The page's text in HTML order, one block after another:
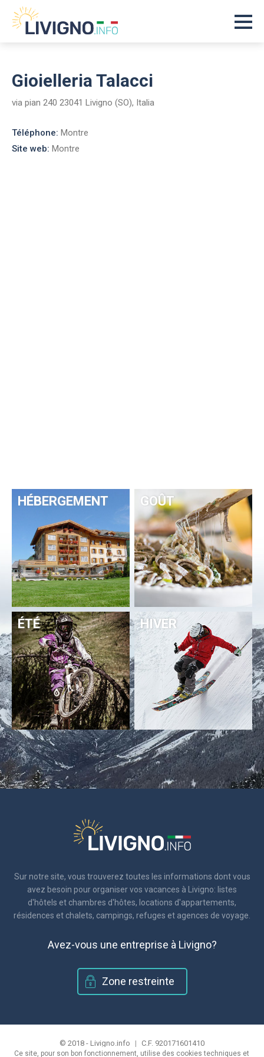
Gioielleria Talacci
via pian 240 23041 Livigno (SO), Italia
Téléphone: Montre
Site web: Montre
HÉBERGEMENT GOÛT
ÉTÉ HIVER
Sur notre site, vous trouverez toutes les informations dont vous
avez besoin pour organiser vos vacances à Livigno: listes
d'hôtels et chambres d'hôtes, locations d'appartements,
résidences et chalets, campings, refuges et agences de voyage.
Avez-vous une entreprise à Livigno?
Zone restreinte
© 2018 - Livigno.info |
C.F. 920171601410
Ce site, pour son bon fonctionnement, utilise des cookies techniques et